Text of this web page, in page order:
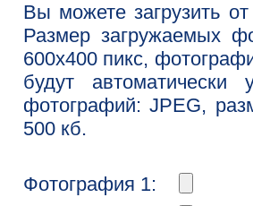
Вы можете загрузить
Размер загружаемых
600x400 пикс,
будут
фотографий: JPEG,
500 кб.
Фотография 1: